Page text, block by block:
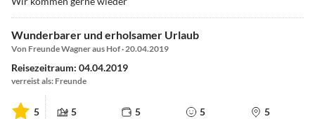
Wunderbarer und erholsamer Urlaub
Von Freunde Wagner aus Hof · 20.04.2019
Reisezeitraum: 04.04.2019
verreist als: Freunde
5 5 5 5 5